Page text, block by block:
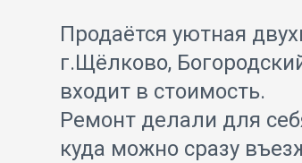
Продаётся уютная
г.Щёлково,
входит в стоимость.
Ремонт делали для
куда можно сразу